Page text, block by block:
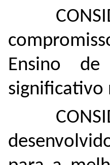
Ensino
significativo